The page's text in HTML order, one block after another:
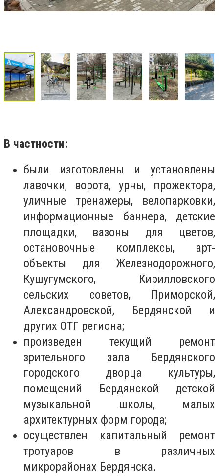
В частности:
были изготовлены и установлены
лавочки, ворота, урны, прожектора,
уличные тренажеры, велопарковки,
информационные баннера, детские
площадки, вазоны для цветов,
остановочные комплексы, арт-
объекты для Железнодорожного,
Кушугумского, Кирилловского
сельских советов, Приморской,
Александровской, Бердянской и
других ОТГ региона;
произведен текущий ремонт
зрительного зала Бердянского
городского дворца культуры,
помещений Бердянской детской
музыкальной школы, малых
архитектурных форм города;
осуществлен капитальный ремонт
тротуаров в различных
микрорайонах Бердянска.